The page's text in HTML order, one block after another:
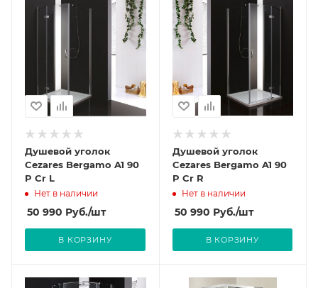
Душевой уголок
Cezares Bergamo A1 90
P Cr L
Нет в наличии
50 990 Руб./шт
В КОРЗИНУ
Душевой уголок
Cezares Bergamo A1 90
P Cr R
Нет в наличии
50 990 Руб./шт
В КОРЗИНУ